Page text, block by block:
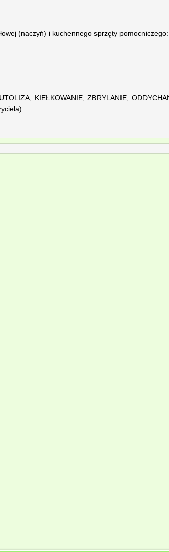
(naczyń) i kuchennego sprzęty pomocniczego:
KIEŁKOWANIE, ZBRYLANIE,